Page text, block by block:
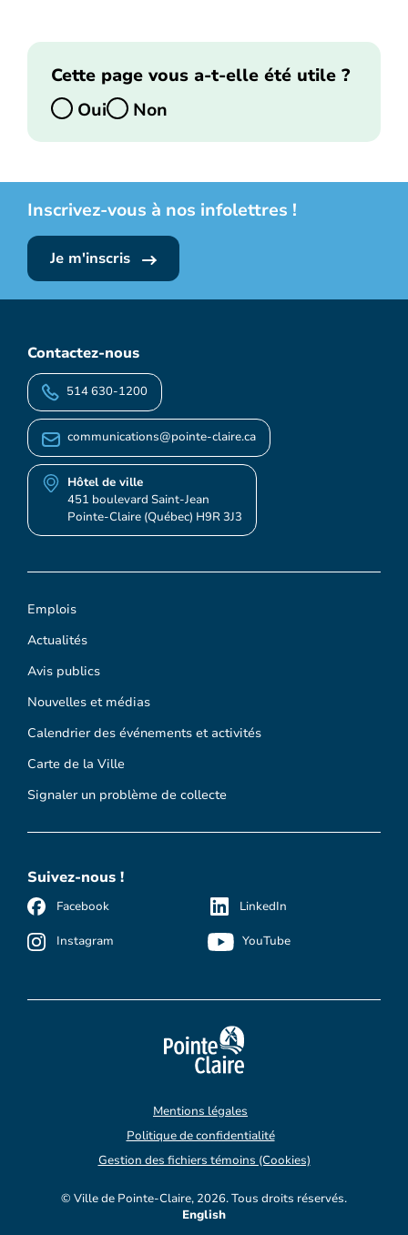
Cette page vous a-t-elle été utile ?
Oui
Non
Inscrivez-vous à nos infolettres !
Je m'inscris
Emplois
Actualités
Avis publics
Nouvelles et médias
Calendrier des événements et activités
Carte de la Ville
Signaler un problème de collecte
Contactez-nous
514 630-1200
communications@pointe-claire.ca
Hôtel de ville
451 boulevard Saint-Jean
Pointe-Claire (Québec) H9R 3J3
Suivez-nous !
Facebook
Instagram
LinkedIn
YouTube
© Ville de Pointe-Claire, 2026. Tous droits réservés.
Mentions légales
Politique de confidentialité
Gestion des fichiers témoins (Cookies)
English